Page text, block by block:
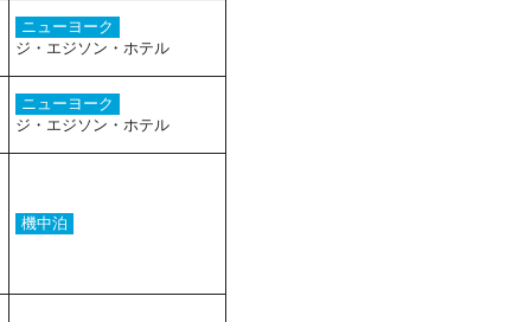
ニューヨーク
ジ・エジソン・ホテル
ニューヨーク
ジ・エジソン・ホテル
機中泊